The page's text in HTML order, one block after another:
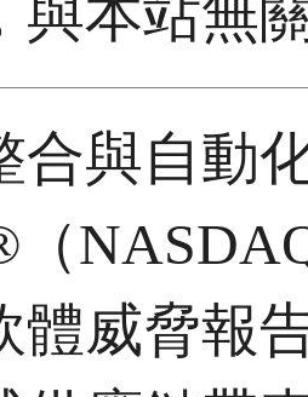
與本站無
合與自動
（
體威脅報